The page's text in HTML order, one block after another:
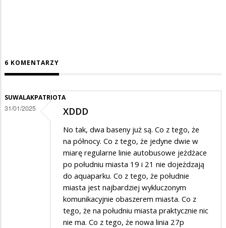
6 KOMENTARZY
SUWALAKPATRIOTA
31/01/2025 XDDD
No tak, dwa baseny już są. Co z tego, że
na północy. Co z tego, że jedyne dwie w
miarę regularne linie autobusowe jeżdżace
po południu miasta 19 i 21 nie dojeżdzają
do aquaparku. Co z tego, że południe
miasta jest najbardziej wykluczonym
komunikacyjnie obaszerem miasta. Co z
tego, że na południu miasta praktycznie nic
nie ma. Co z tego, że nowa linia 27p